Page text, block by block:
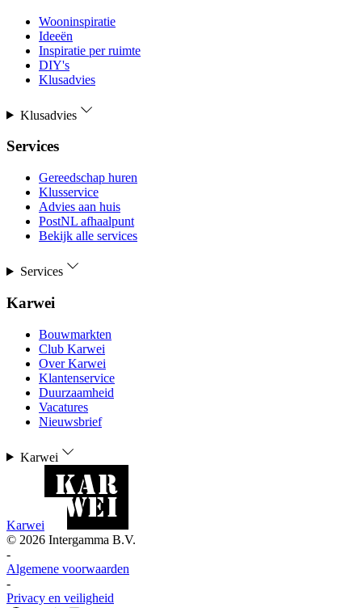
Wooninspiratie
Ideeën
Inspiratie per ruimte
DIY's
Klusadvies
Klusadvies
Services
Gereedschap huren
Klusservice
Advies aan huis
PostNL afhaalpunt
Bekijk alle services
Services
Karwei
Bouwmarkten
Club Karwei
Over Karwei
Klantenservice
Duurzaamheid
Vacatures
Nieuwsbrief
Karwei
Karwei
© 2026 Intergamma B.V.
-
Algemene voorwaarden
-
Privacy en veiligheid